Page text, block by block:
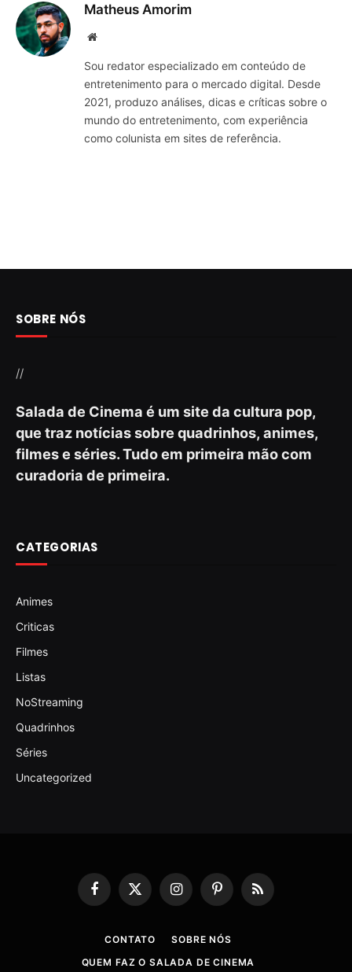
Matheus Amorim
Website
Sou redator especializado em conteúdo de
entretenimento para o mercado digital. Desde
2021, produzo análises, dicas e críticas sobre o
mundo do entretenimento, com experiência
como colunista em sites de referência.
SOBRE NÓS
//
Salada de Cinema é um site da cultura pop,
que traz notícias sobre quadrinhos, animes,
filmes e séries. Tudo em primeira mão com
curadoria de primeira.
CATEGORIAS
Animes
Criticas
Filmes
Listas
NoStreaming
Quadrinhos
Séries
Uncategorized
Facebook
X
(Twitter)
InstagramPinterestRSS
CONTATO
SOBRE NÓS
QUEM FAZ O SALADA DE CINEMA